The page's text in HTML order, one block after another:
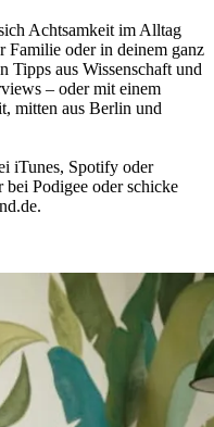
Acht­sam­keit im Alltag
Fami­lie oder in deinem ganz
Tipps aus Wis­sen­schaft und
– oder mit einem
mitten aus Berlin und
iTunes, Spo­tify oder
bei Podigee oder schi­cke